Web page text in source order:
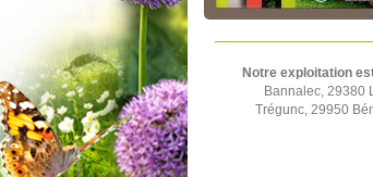
Notre exploitation
Bannalec, 29380
Trégunc, 29950